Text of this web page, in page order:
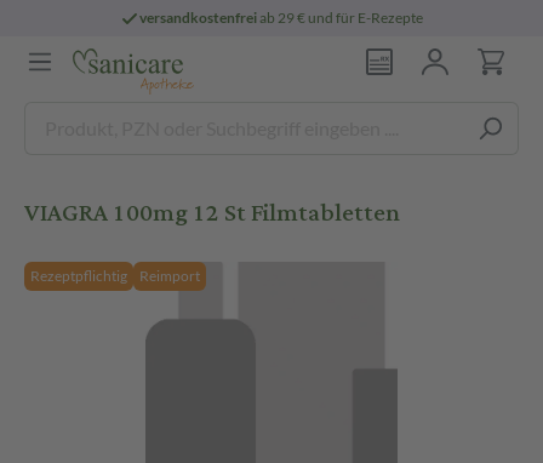
versandkostenfreiab 29 € und für E-Rezepte
VIAGRA 100mg 12 St Filmtabletten
Rezeptpflichtig Reimport